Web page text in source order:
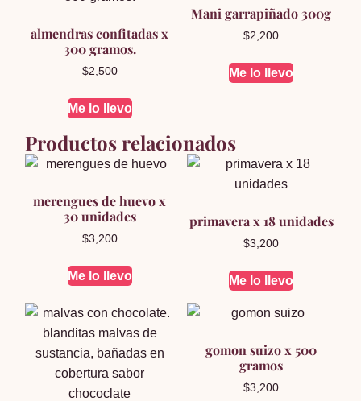
almendras confitadas x
300 gramos.
$2,500
Me lo llevo
Mani garrapiñado 300g
$2,200
Me lo llevo
Productos relacionados
merengues de huevo x
30 unidades
$3,200
Me lo llevo
primavera x 18 unidades
$3,200
Me lo llevo
gomon suizo x 500
gramos
$3,200